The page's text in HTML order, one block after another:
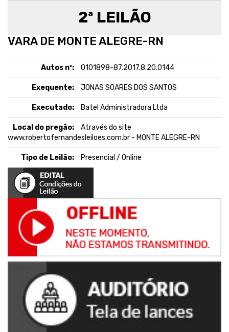
2ª LEILÃO
VARA DE MONTE ALEGRE-RN
Autos nº: 0101898-87.2017.8.20.0144
Exequente: JONAS SOARES DOS SANTOS
Executado: Batel Administradora Ltda
Local do pregão:
Através do site
www.robertofernandesleiloes.com.br - MONTE ALEGRE-RN
Tipo de Leilão: Presencial / Online